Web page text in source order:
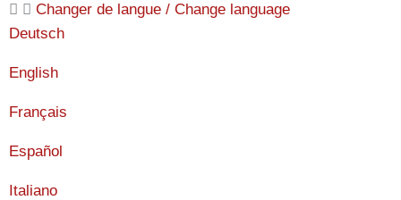
Changer de langue / Change language
Deutsch
English
Français
Español
Italiano